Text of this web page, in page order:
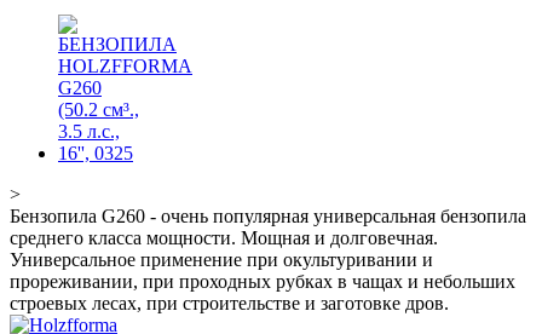
>
Бензопила G260 - очень популярная универсальная бензопила
среднего класса мощности. Мощная и долговечная.
Универсальное применение при окультуривании и
прореживании, при проходных рубках в чащах и небольших
строевых лесах, при строительстве и заготовке дров.